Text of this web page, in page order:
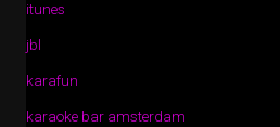
itunes
jbl
karafun
karaoke bar amsterdam